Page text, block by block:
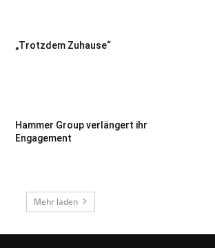
„Trotzdem Zuhause“
Hammer Group verlängert ihr
Engagement
Mehr laden